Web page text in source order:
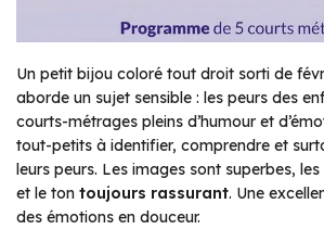
Un petit bijou coloré tout droit sorti de
aborde un sujet sensible : les peurs des
courts-métrages pleins d’humour et
tout-petits à identifier, comprendre et
leurs peurs. Les images sont superbes,
et le ton toujours rassurant. Une
des émotions en douceur.